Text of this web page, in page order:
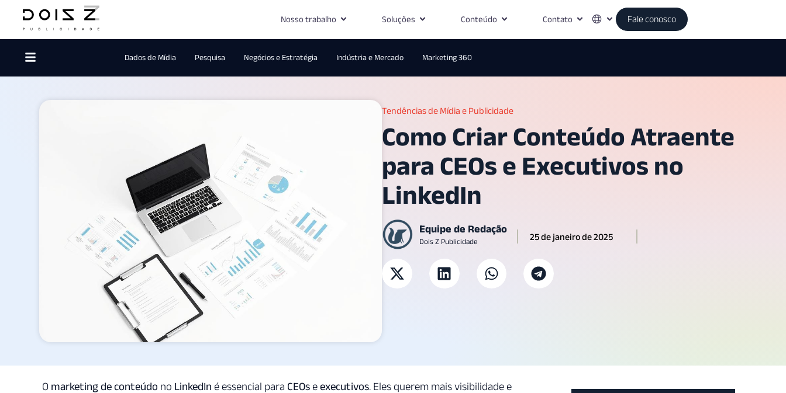
Nosso trabalho Soluções Conteúdo Contato Fale conosco
Dados de Mídia Pesquisa Negócios e Estratégia Indústria e Mercado Marketing 360
Tendências de Mídia e Publicidade
Como Criar Conteúdo Atraente
para CEOs e Executivos no
LinkedIn
Equipe de Redação
Dois Z Publicidade 25 de janeiro de 2025
O marketing de conteúdo no LinkedIn é essencial para CEOs eexecutivos. Eles querem mais visibilidade e